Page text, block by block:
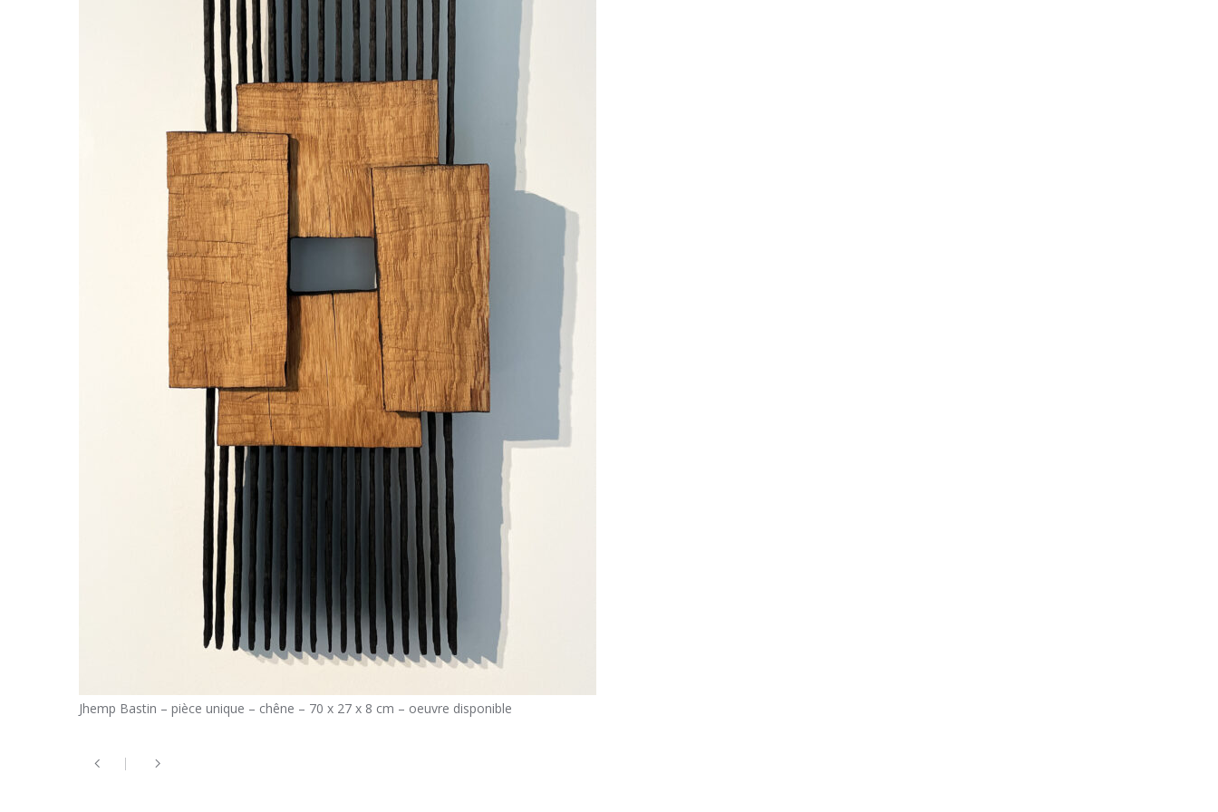
Jhemp Bastin – pièce unique – chêne – 70 x 27 x 8 cm – oeuvre disponible